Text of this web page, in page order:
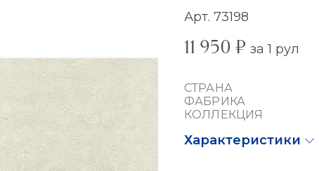
Арт. 73198
11 950 ₽ за 1 рул
СТРАНА
ФАБРИКА
КОЛЛЕКЦИЯ
Характеристики